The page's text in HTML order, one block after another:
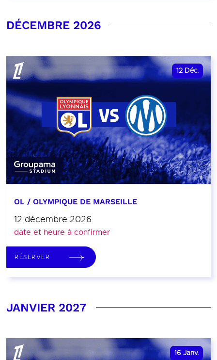
DÉCEMBRE 2026
12 Déc.
OL / OLYMPIQUE DE MARSEILLE
12 décembre 2026
date et heure à confirmer
RÉSERVER
JANVIER 2027
16 Janv.